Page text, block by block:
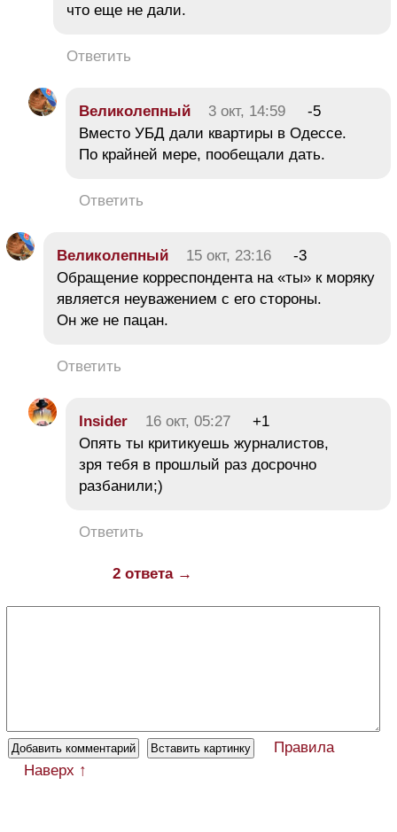
что еще не дали.
Ответить
Великолепный 3 окт, 14:59
-5
Вместо УБД дали квартиры в Одессе.
По крайней мере, пообещали дать.
Ответить
Великолепный 15 окт, 23:16
-3
Обращение корреспондента на «ты» к моряку
является неуважением с его стороны.
Он же не пацан.
Ответить
Insider 16 окт, 05:27
+1
Опять ты критикуешь журналистов,
зря тебя в прошлый раз досрочно
разбанили;)
Ответить
2 ответа →
Правила
Наверх ↑